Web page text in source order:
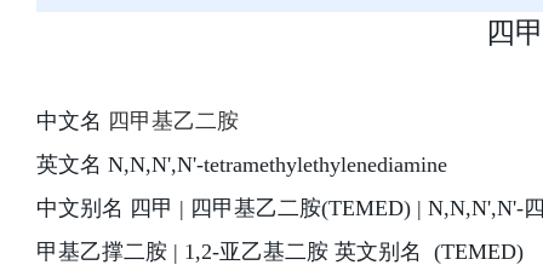
四
中文名 四甲基乙二胺
英文名 N,N,N',N'-tetramethylethylenediamine
中文别名 四甲 | 四甲基乙二胺(TEMED) |
甲基乙撑二胺 | 1,2-亚乙基二胺 英文别名 (TEMED)